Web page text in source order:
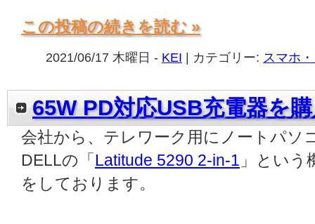
この投稿の続きを読む »
2021/06/17 木曜日 - KEI | カテゴリー: スマホ
65W PD対応USB充電器を
会社から、テレワーク用にノートパソ
DELLの「Latitude 5290 2-in-1 」という
をしております。